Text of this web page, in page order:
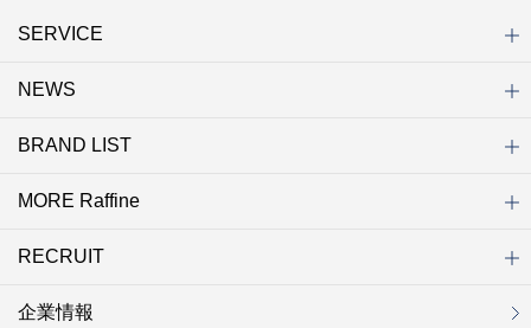
SERVICE
初めての方へ
店舗検索
キャンペーン
ラフィネ マルシェ（通販サイト）
WEB予約
よくある質問（Q&A）
サイトマップ
NEWS
ニュース一覧
お知らせ
オープン
クローズ
リニューアル
その他
BRAND LIST
ブランド一覧
ラフィネ
グランラフィネ
バダンバルー
ラフィネプリュス
プチラフィネ
整体ナチュラルボディ
トータルセラピー
フットデザイン
REFLE（リフレ）
Raffine TOKYO
ラフィネ ランニングスタイル
MORE Raffine
MORE Raffine
ラフィネのこだわり
ラフィネのひみつ
お得で便利なサービス
ラフィネギフト
ラフィネグループアスリート
RECRUIT
セラピスト採用
新卒採用
研修サイト
NOWON!!
企業情報